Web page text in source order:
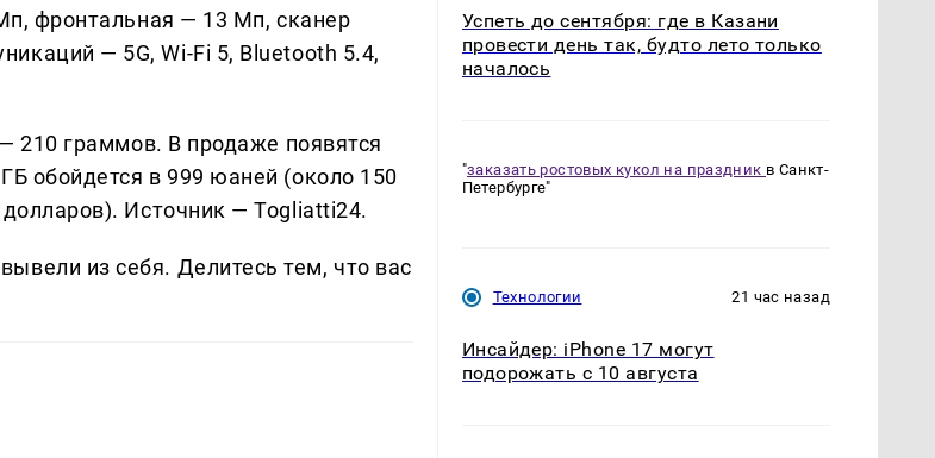
фронтальная — 13 Мп, сканер
— 5G, Wi-Fi 5, Bluetooth 5.4,
210 граммов. В продаже появятся
обойдется в 999 юаней (около 150
Источник — Togliatti24.
из себя. Делитеcь тем, что вас
Успеть до сентября: где в Казани
провести день так, будто лето только
началось
"заказать ростовых кукол на праздник в Санкт-
Петербурге"
Технологии 21 час назад
Инсайдер: iPhone 17 могут
подорожать с 10 августа